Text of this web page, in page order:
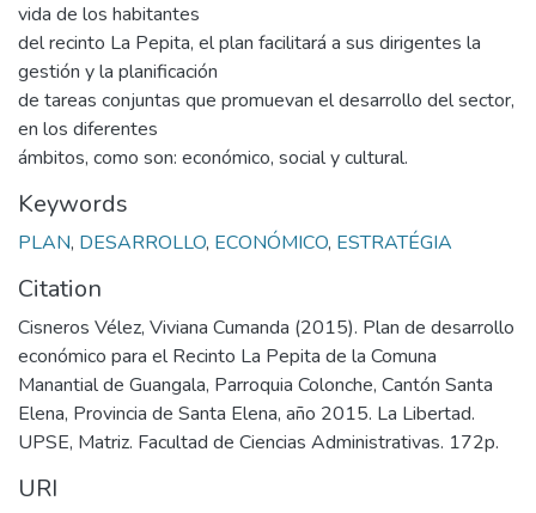
vida de los habitantes
del recinto La Pepita, el plan facilitará a sus dirigentes la
gestión y la planificación
de tareas conjuntas que promuevan el desarrollo del sector,
en los diferentes
ámbitos, como son: económico, social y cultural.
Keywords
PLAN, DESARROLLO, ECONÓMICO, ESTRATÉGIA
Citation
Cisneros Vélez, Viviana Cumanda (2015). Plan de desarrollo
económico para el Recinto La Pepita de la Comuna
Manantial de Guangala, Parroquia Colonche, Cantón Santa
Elena, Provincia de Santa Elena, año 2015. La Libertad.
UPSE, Matriz. Facultad de Ciencias Administrativas. 172p.
URI